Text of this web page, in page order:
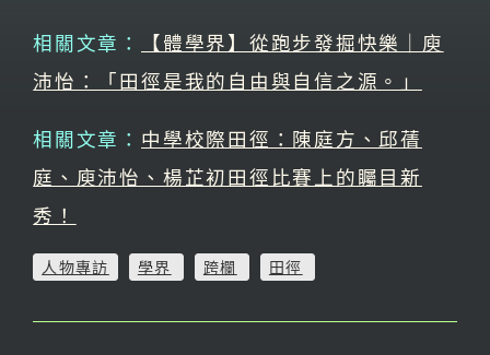
相關文章：
【體學界】從跑步發掘快樂｜庾
沛怡：「田徑是我的自由與自信之源。」
相關文章： 中學校際田徑：陳庭方、邱蒨
庭、庾沛怡、楊芷初田徑比賽上的矚目新
秀！
人物專訪 學界 跨欄 田徑